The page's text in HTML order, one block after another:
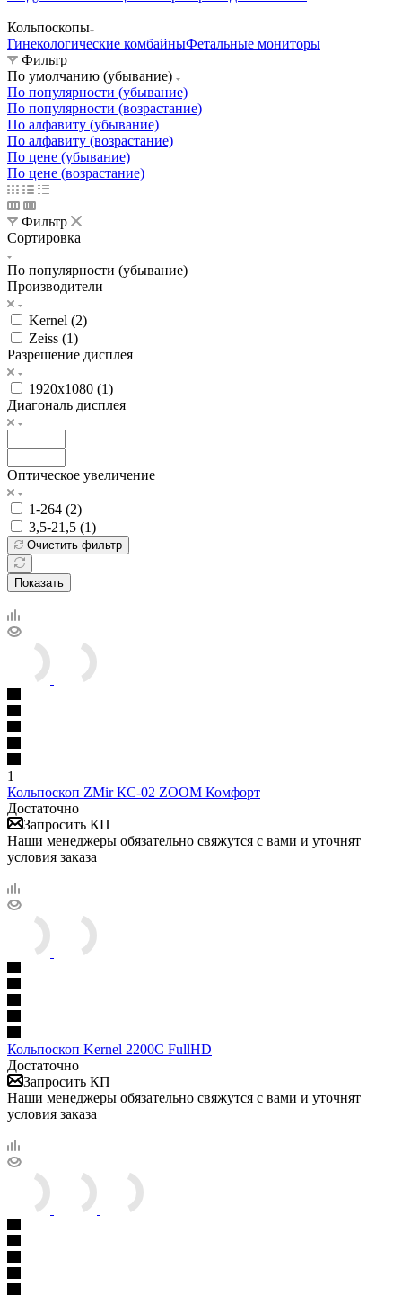
—
Кольпоскопы
Гинекологические комбайныФетальные мониторы
Фильтр
По умолчанию (убывание)
По популярности (убывание)
По популярности (возрастание)
По алфавиту (убывание)
По алфавиту (возрастание)
По цене (убывание)
По цене (возрастание)
Фильтр
Сортировка
По популярности (убывание)
Производители
Kernel (2)
Zeiss (1)
Разрешение дисплея
1920х1080 (1)
Диагональ дисплея
Оптическое увеличение
1-264 (2)
3,5-21,5 (1)
Очистить фильтр
Показать
1
Кольпоскоп ZMir КС-02 ZOOM Комфорт
Достаточно
Запросить КП
Наши менеджеры обязательно свяжутся с вами и уточнят
условия заказа
Кольпоскоп Kernel 2200C FullHD
Достаточно
Запросить КП
Наши менеджеры обязательно свяжутся с вами и уточнят
условия заказа